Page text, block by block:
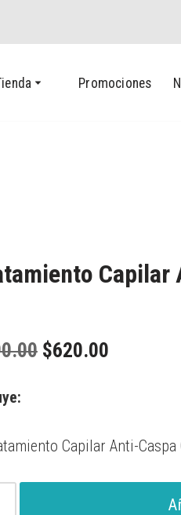
Promociones
Capilar
$620.00
Capilar Anti-Caspa